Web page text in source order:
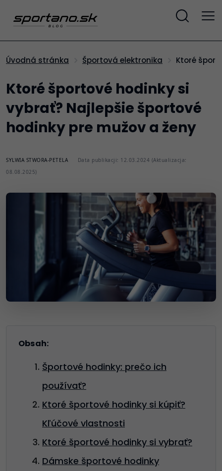
Úvodná stránka Športová elektronika Ktoré
Ktoré športové hodinky si
vybrať? Najlepšie športové
hodinky pre mužov a ženy
SYLWIA STWORA-PETELA
Data publikacji: 12.03.2024 (Aktualizacja:
08.08.2025)
Obsah:
Športové hodinky: prečo ich
používať?
Ktoré športové hodinky si kúpiť?
Kľúčové vlastnosti
Ktoré športové hodinky si vybrať?
Dámske športové hodinky